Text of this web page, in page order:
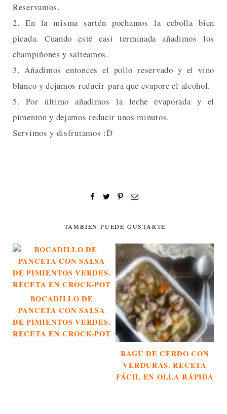
Reservamos.
2. En la misma sartén pochamos la cebolla bien
picada. Cuando esté casi terminada añadimos los
champiñones y salteamos.
3. Añadimos entonces el pollo reservado y el vino
blanco y dejamos reducir para que evapore el alcohol.
5. Por último añadimos la leche evaporada y el
pimentón y dejamos reducir unos minutos.
Servimos y disfrutamos :D
TAMBIÉN PUEDE GUSTARTE
BOCADILLO DE
PANCETA CON SALSA
DE PIMIENTOS VERDES.
RECETA EN CROCK-POT
RAGÚ DE CERDO CON
VERDURAS. RECETA
FÁCIL EN OLLA RÁPIDA